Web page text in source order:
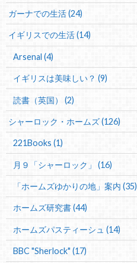
ガーナでの生活 (24)
イギリスでの生活 (14)
Arsenal (4)
イギリスは美味しい？ (9)
読書（英国） (2)
シャーロック・ホームズ (126)
221Books (1)
月９「シャーロック」 (16)
「ホームズゆかりの地」案内 (35)
ホームズ研究書 (44)
ホームズパスティーシュ (14)
BBC "Sherlock" (17)